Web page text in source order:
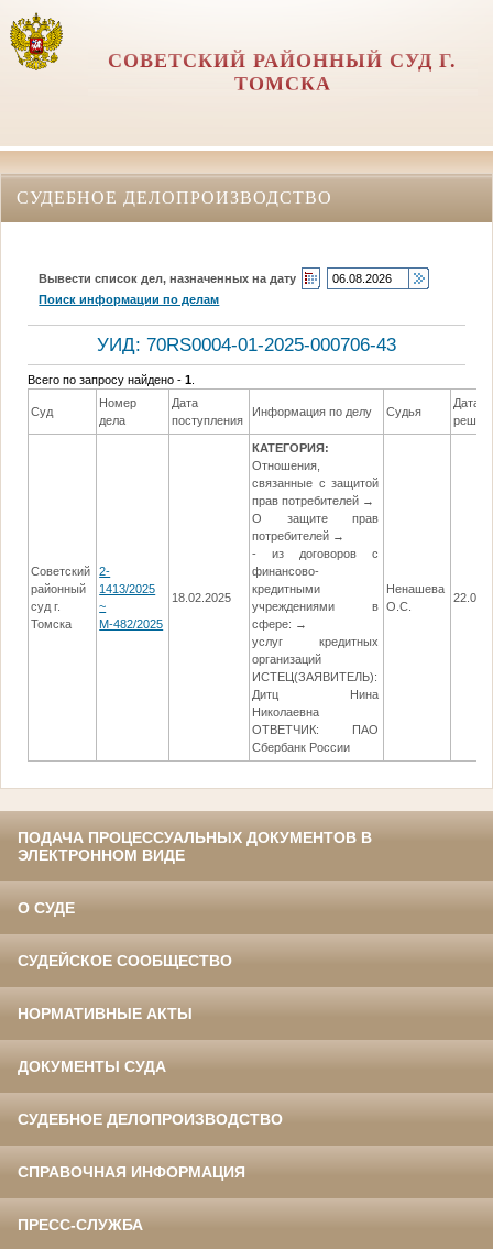
СОВЕТСКИЙ РАЙОННЫЙ СУД Г.
ТОМСКА
СУДЕБНОЕ ДЕЛОПРОИЗВОДСТВО
Вывести список дел, назначенных на дату
Поиск информации по делам
УИД: 70RS0004-01-2025-000706-43
Всего по запросу найдено -1
Суд
Номер
дела
Дата
поступления
Информация по делу Судья
Дата
Советский
районный
суд г.
Томска
2-
1413/2025
~
М-482/2025
18.02.2025
КАТЕГОРИЯ:
Отношения,
связанные с защитой
прав потребителей →
О защите прав
потребителей →
- из договоров с
финансово-
кредитными
учреждениями в
сфере: →
услуг кредитных
организаций
ИСТЕЦ(ЗАЯВИТЕЛЬ):
Дитц Нина
Николаевна
ОТВЕТЧИК: ПАО
Сбербанк России
Ненашева
О.С.
ПОДАЧА ПРОЦЕССУАЛЬНЫХ ДОКУМЕНТОВ В
ЭЛЕКТРОННОМ ВИДЕ
О СУДЕ
СУДЕЙСКОЕ СООБЩЕСТВО
НОРМАТИВНЫЕ АКТЫ
ДОКУМЕНТЫ СУДА
СУДЕБНОЕ ДЕЛОПРОИЗВОДСТВО
СПРАВОЧНАЯ ИНФОРМАЦИЯ
ПРЕСС-СЛУЖБА